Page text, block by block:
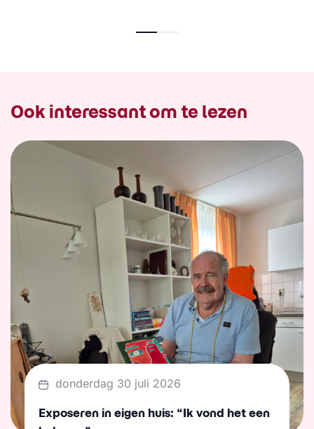
Ook interessant om te lezen
donderdag 30 juli 2026
Exposeren in eigen huis: “Ik vond het een